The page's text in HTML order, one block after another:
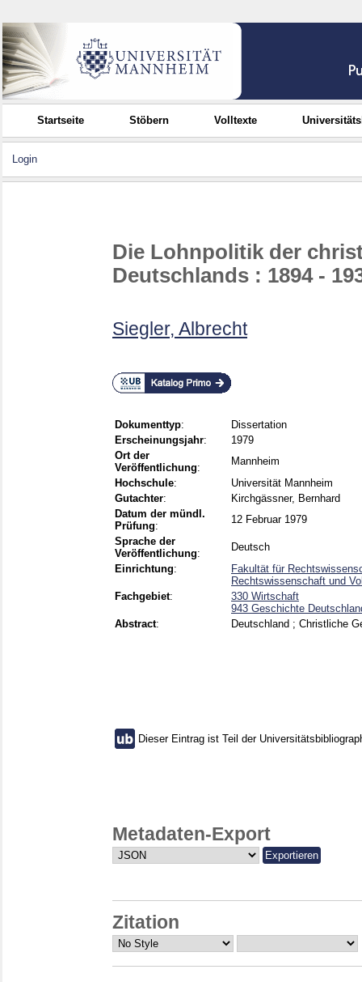
Startseite Stöbern Volltexte
Login
Die Lohnpolitik der
Deutschlands : 1894 -
Siegler, Albrecht
Dokumenttyp:
Dissertation
Erscheinungsjahr:
1979
Ort der
Veröffentlichung:
Mannheim
Hochschule:
Universität Mannheim
Gutachter:
Kirchgässner, Bernhard
Datum der mündl.
Prüfung:
12 Februar 1979
Sprache der
Veröffentlichung:
Deutsch
Einrichtung:
Fakultät für
Rechtswissenschaft und
Fachgebiet:
330 Wirtschaft
943 Geschichte
Abstract: Deutschland ; Christliche
Dieser Eintrag ist Teil der
Metadaten-Export
Zitation